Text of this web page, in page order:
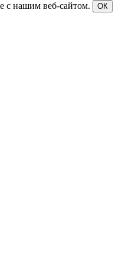
с нашим веб-сайтом.
ОК